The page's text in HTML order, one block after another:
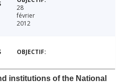
28
février
2012
institutions of the National